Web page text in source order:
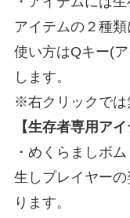
アイテムの２種類
使い方はQキー(
します。
※右クリックでは
【生存者専用アイ
・めくらましボ
生しプレイヤー
ります。